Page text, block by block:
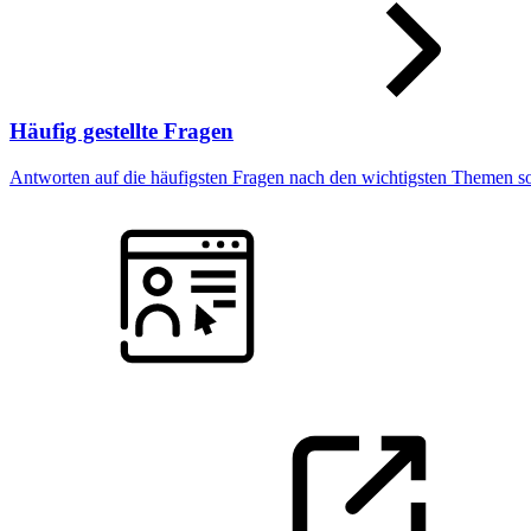
Häufig gestellte Fragen
Antworten auf die häufigsten Fragen nach den wichtigsten Themen